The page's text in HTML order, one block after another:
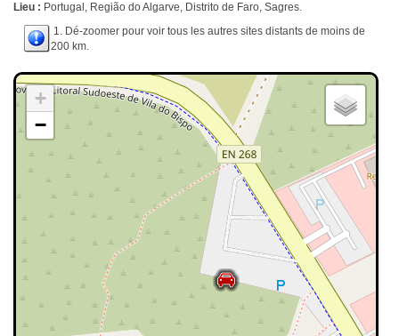
Lieu : Portugal, Região do Algarve, Distrito de Faro, Sagres.
1. Dé-zoomer pour voir tous les autres sites distants de moins de
200 km.
+
−